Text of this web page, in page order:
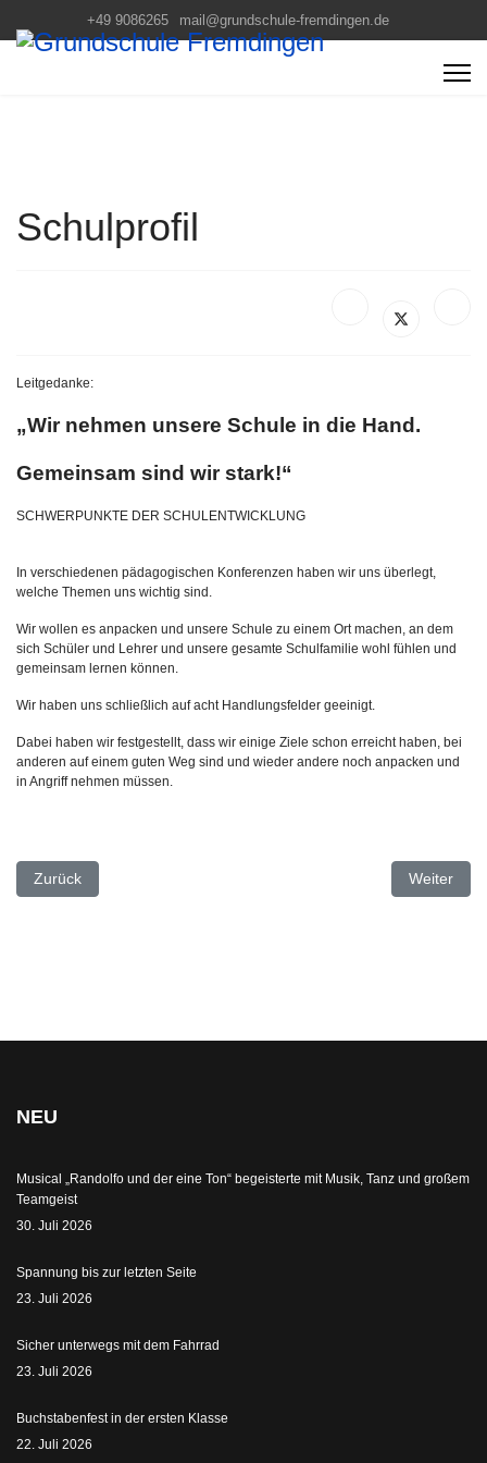
+49 9086265 mail@grundschule-fremdingen.de
Schulprofil
Leitgedanke:
„Wir nehmen unsere Schule in die Hand.
Gemeinsam sind wir stark!“
SCHWERPUNKTE DER SCHULENTWICKLUNG
In verschiedenen pädagogischen Konferenzen haben wir uns überlegt,
welche Themen uns wichtig sind.
Wir wollen es anpacken und unsere Schule zu einem Ort machen, an dem
sich Schüler und Lehrer und unsere gesamte Schulfamilie wohl fühlen und
gemeinsam lernen können.
Wir haben uns schließlich auf acht Handlungsfelder geeinigt.
Dabei haben wir festgestellt, dass wir einige Ziele schon erreicht haben, bei
anderen auf einem guten Weg sind und wieder andere noch anpacken und
in Angriff nehmen müssen.
Vorheriger Beitrag: Schulleitung
Zurück Nächster
Weiter
NEU
Musical „Randolfo und der eine Ton“ begeisterte mit Musik, Tanz und großem
Teamgeist
30. Juli 2026
Spannung bis zur letzten Seite
23. Juli 2026
Sicher unterwegs mit dem Fahrrad
23. Juli 2026
Buchstabenfest in der ersten Klasse
22. Juli 2026